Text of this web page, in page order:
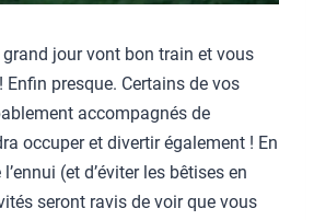
jour vont bon train et vous
Enfin presque. Certains de vos
accompagnés de
occuper et divertir également ! En
(et d’éviter les bêtises en
seront ravis de voir que vous